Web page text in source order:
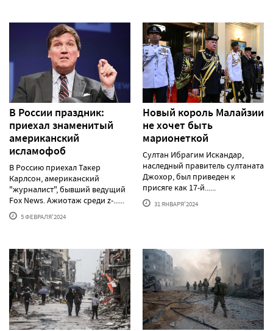
В России праздник:
приехал знаменитый
американский
исламофоб
В Россию приехал Такер
Карлсон, американский
"журналист", бывший ведущий
Fox News. Ажиотаж среди z-......
5 ФЕВРАЛЯ'2024
Новый король Малайзии
не хочет быть
марионеткой
Султан Ибрагим Искандар,
наследный правитель султаната
Джохор, был приведен к
присяге как 17-й......
31 ЯНВАРЯ'2024